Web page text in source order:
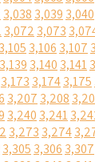
3,038 3,039 3,040
3,072 3,073
3,105 3,106 3,107
3,139 3,140 3,141
3,173 3,1743,175
3,207 3,208
3,240 3,241
3,273 3,274
3,305 3,306 3,307